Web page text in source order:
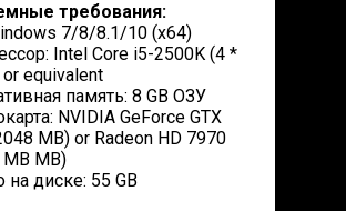
требования:
7/8/8.1/10 (x64)
Intel Core i5-2500K (4 *
equivalent
память: 8 GB ОЗУ
NVIDIA GeForce GTX
MB) or Radeon HD 7970
MB)
на диске: 55 GB